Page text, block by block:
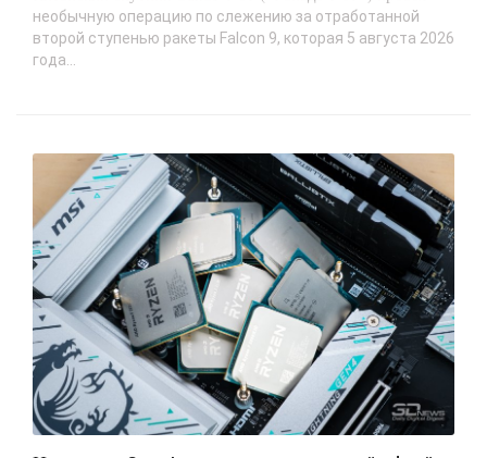
необычную операцию по слежению за отработанной
второй ступенью ракеты Falcon 9, которая 5 августа 2026
года...